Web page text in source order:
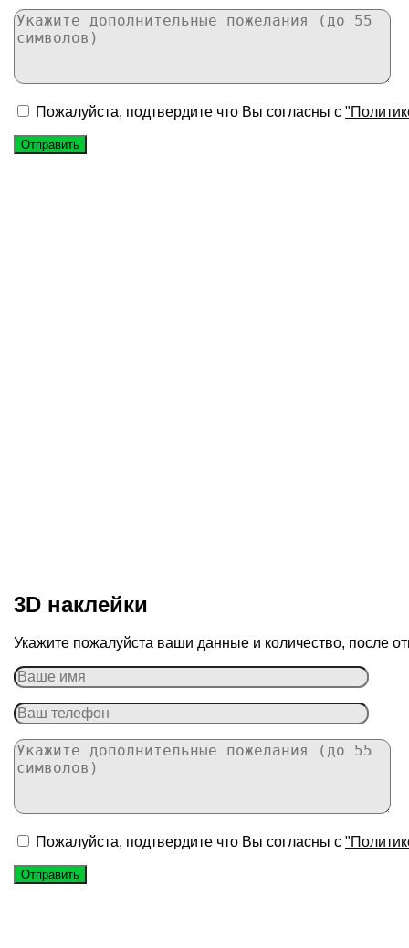
Пожалуйста, подтвердите что Вы согласны с
3D наклейки
Укажите пожалуйста ваши данные и количество, после
Пожалуйста, подтвердите что Вы согласны с